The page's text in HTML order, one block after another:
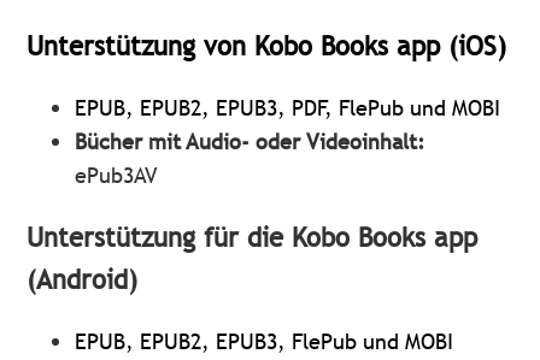
Unterstützung von Kobo Books app (iOS)
EPUB, EPUB2, EPUB3, PDF, FlePub und MOBI
Bücher mit Audio- oder Videoinhalt:
ePub3AV
Unterstützung für die Kobo Books app
(Android)
EPUB, EPUB2, EPUB3, FlePub und MOBI